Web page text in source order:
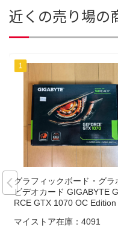
近くの売り場の
グラフィックボード・グラ
ビデオカード GIGABYTE
RCE GTX 1070 OC Edition
マイストア在庫： 4091